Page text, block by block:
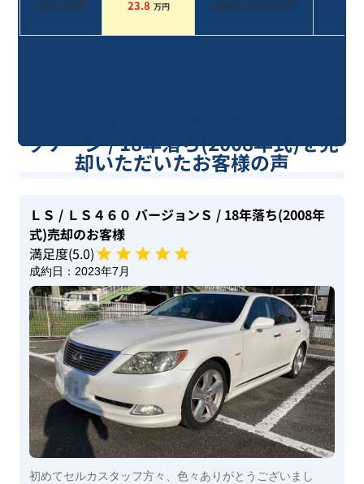
2025年3月 23.8 万円 2008年 (平成20年)
ッケージ / 18年落ち(2008年式)を売
却いただいたお客様の声
ＬＳ / ＬＳ４６０ バージョンＳ / 18年落ち(2008年
式)売却のお客様
満足度(5.0)
成約日： 2023年7月
初めてセルカスタッフ方々、色々ありがとうございまし